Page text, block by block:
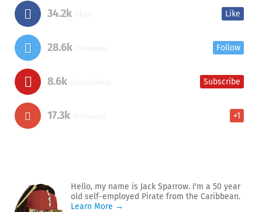
34.2k Like
28.6k Follow
8.6k Subscribe
17.3k +1
Hello, my name is Jack Sparrow. I'm a 50 year
old self-employed Pirate from the Caribbean.
Learn More →